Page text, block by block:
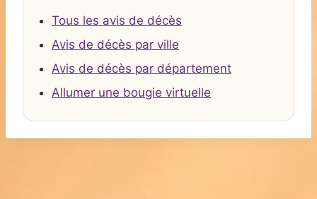
Tous les avis de décès
Avis de décès par ville
Avis de décès par département
Allumer une bougie virtuelle